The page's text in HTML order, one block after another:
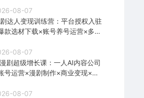
08-07
达人变现训练营：平台授权入驻
款选材下载×账号养号运营×多平
08-07
剧超级增长课：一人AI内容公司
号运营×漫剧制作×商业变现×从0
08-07